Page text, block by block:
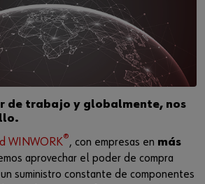
de trabajo y globalmente, nos
WINWORK®, con empresas en más
aprovechar el poder de compra
suministro constante de componentes